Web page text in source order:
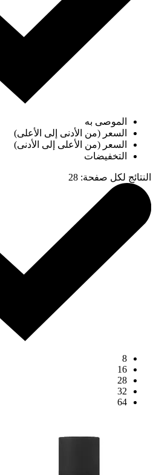
الموصى به
السعر (من الأدنى إلى الأعلى)
السعر (من الأعلى إلى الأدنى)
التخفيضات
النتائج لكل صفحة:
28
8
16
28
32
64